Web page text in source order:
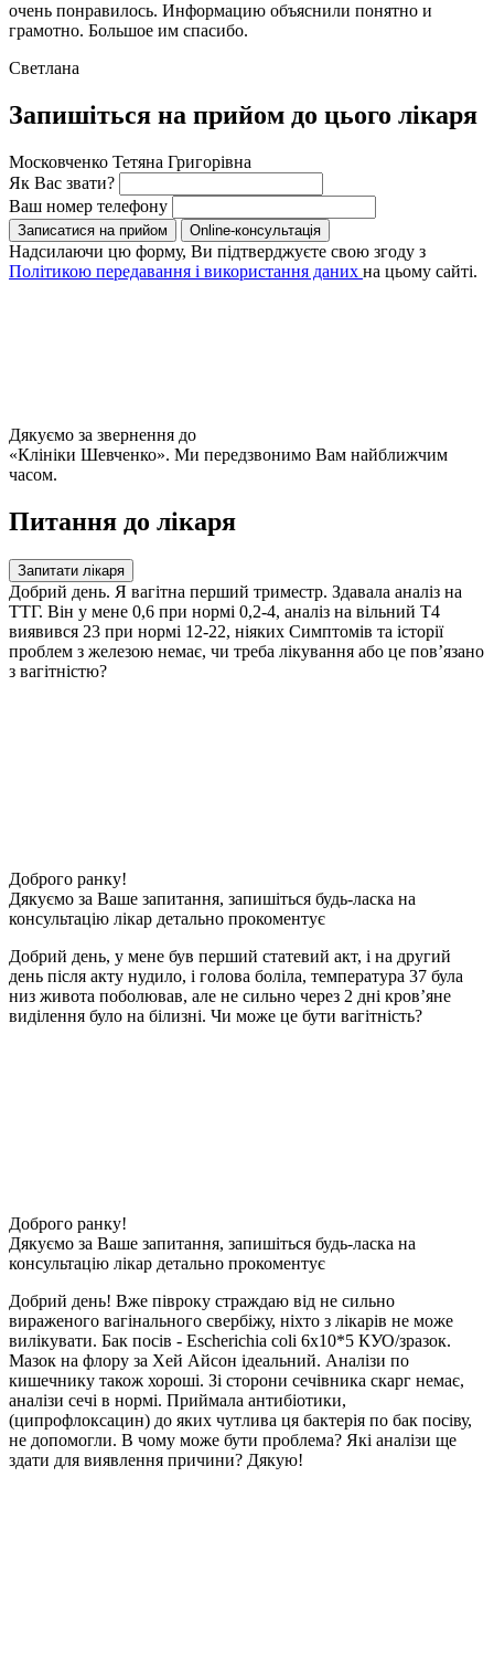
очень понравилось. Информацию объяснили понятно и
грамотно. Большое им спасибо.
Светлана
Запишіться на прийом до цього лікаря
Московченко Тетяна Григорівна
Як Вас звати?
Ваш номер телефону
Записатися на прийом Online-консультація
Надсилаючи цю форму, Ви підтверджуєте свою згоду з
Політикою передавання і використання даних на цьому сайті.
Дякуємо за звернення до
«Клініки Шевченко». Ми передзвонимо Вам найближчим
часом.
Питання до лікаря
Запитати лікаря
Добрий день. Я вагітна перший триместр. Здавала аналіз на
ТТГ. Він у мене 0,6 при нормі 0,2-4, аналіз на вільний Т4
виявився 23 при нормі 12-22, ніяких Симптомів та історії
проблем з железою немає, чи треба лікування або це пов’язано
з вагітністю?
Доброго ранку!
Дякуємо за Ваше запитання, запишіться будь-ласка на
консультацію лікар детально прокоментує
Добрий день, у мене був перший статевий акт, і на другий
день після акту нудило, і голова боліла, температура 37 була
низ живота поболював, але не сильно через 2 дні кровʼяне
виділення було на білизні. Чи може це бути вагітність?
Доброго ранку!
Дякуємо за Ваше запитання, запишіться будь-ласка на
консультацію лікар детально прокоментує
Добрий день! Вже півроку страждаю від не сильно
вираженого вагінального свербіжу, ніхто з лікарів не може
вилікувати. Бак посів - Escherichia coli 6х10*5 КУО/зразок.
Мазок на флору за Хей Айсон ідеальний. Аналізи по
кишечнику також хороші. Зі сторони сечівника скарг немає,
аналізи сечі в нормі. Приймала антибіотики,
(ципрофлоксацин) до яких чутлива ця бактерія по бак посіву,
не допомогли. В чому може бути проблема? Які аналізи ще
здати для виявлення причини? Дякую!